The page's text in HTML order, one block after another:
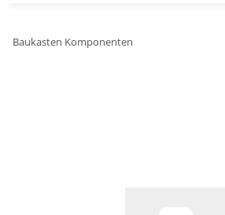
Baukasten Komponenten